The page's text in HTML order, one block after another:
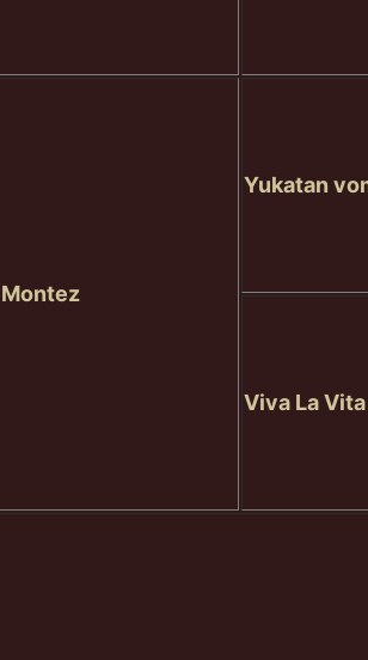
Montez
Yukatan
Viva La